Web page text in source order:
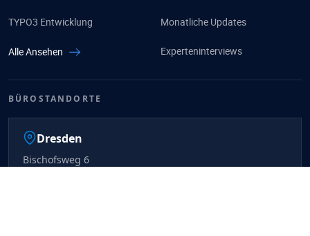
TYPO3 Entwicklung
Alle Ansehen
Monatliche Updates
Experteninterviews
BÜROSTANDORTE
Dresden
Bischofsweg 6